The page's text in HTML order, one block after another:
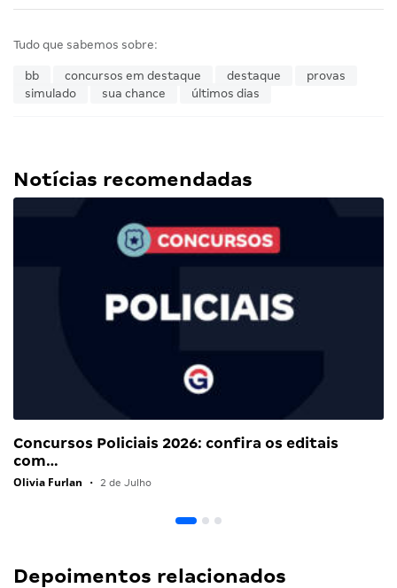
Tudo que sabemos sobre:
bb concursos em destaque destaque
provas
simulado
sua chance últimos dias
Notícias recomendadas
Concursos Policiais 2026: confira os editais
com…
Olivia Furlan • 2 de Julho
Depoimentos relacionados